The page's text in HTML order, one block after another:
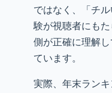
ではなく、「チ
験が視聴者にも
側が正確に理解
ています。
実際、年末ラン